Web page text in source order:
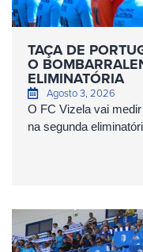
TAÇA DE
O
ELIMINATÓRIA
Agosto 3, 2026
O FC Vizela vai
na segunda